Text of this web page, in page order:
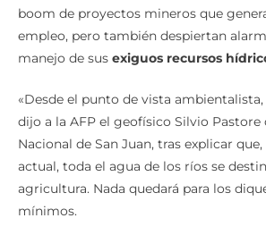
boom de proyectos mineros que
empleo, pero también despiertan
manejo de sus exiguos recursos
«Desde el punto de vista ambientalista,
dijo a la AFP el geofísico Silvio Pastore
Nacional de San Juan, tras explicar
actual, toda el agua de los ríos se
agricultura. Nada quedará para los
mínimos.